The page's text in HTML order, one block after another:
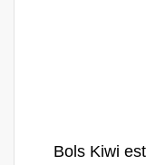
Bols Kiwi